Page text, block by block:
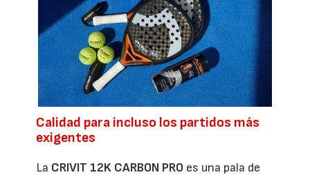
Calidad para incluso los partidos más
exigentes
La CRIVIT 12K CARBON PRO es una pala de